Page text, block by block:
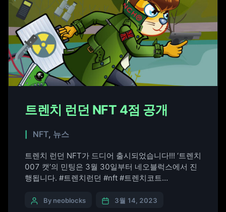
트렌치 런던 NFT 4점 공개
NFT, 뉴스
트렌치 런던 NFT가 드디어 출시되었습니다!!! ‘트렌치
007 캣’의 민팅은 3월 30일부터 네오블럭스에서 진
행됩니다. #트렌치런던 #nft #트렌치코트
By neoblocks 3월 14, 2023